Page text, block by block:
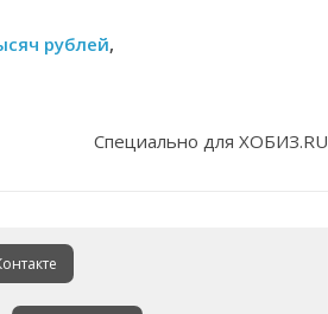
рублей,
Специально для ХОБИЗ.RU